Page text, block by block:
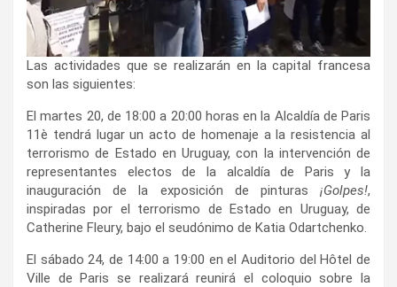
Las actividades que se realizarán en la capital francesa
son las siguientes:
El martes 20, de 18:00 a 20:00 horas en la Alcaldía de Paris
11è tendrá lugar un acto de homenaje a la resistencia al
terrorismo de Estado en Uruguay, con la intervención de
representantes electos de la alcaldía de Paris y la
inauguración de la exposición de pinturas ¡Golpes!,
inspiradas por el terrorismo de Estado en Uruguay, de
Catherine Fleury, bajo el seudónimo de Katia Odartchenko.
El sábado 24, de 14:00 a 19:00 en el Auditorio del Hôtel de
Ville de Paris se realizará reunirá el coloquio sobre la